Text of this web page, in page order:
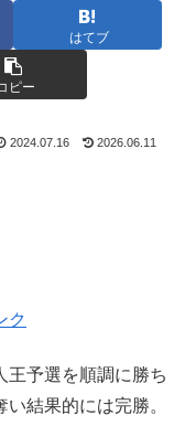
はてブ
ピー
2024.07.16 2026.06.11
ク
王予選を順調に勝ち
結果的には完勝。